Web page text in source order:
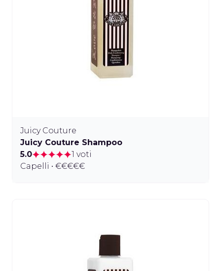
Juicy Couture
Juicy Couture Shampoo
5.0
1 voti
Capelli • €€€€€